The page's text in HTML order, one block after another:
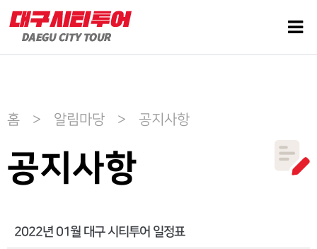
홈 > 알림마당 > 공지사항
공지사항
2022년 01월 대구 시티투어 일정표